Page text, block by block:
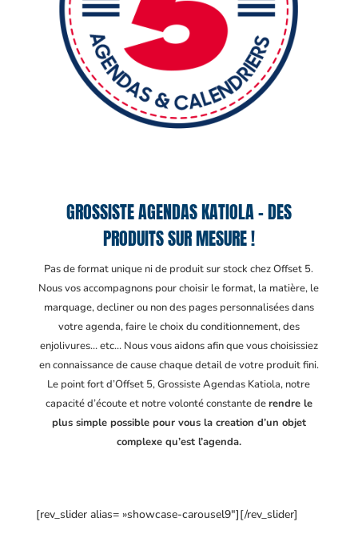
GROSSISTE AGENDAS KATIOLA – DES
PRODUITS SUR MESURE !
Pas de format unique ni de produit sur stock chez Offset 5.
Nous vos accompagnons pour choisir le format, la matière, le
marquage, decliner ou non des pages personnalisées dans
votre agenda, faire le choix du conditionnement, des
enjolivures… etc… Nous vous aidons afin que vous choisissiez
en connaissance de cause chaque detail de votre produit fini.
Le point fort d’Offset 5, Grossiste Agendas Katiola, notre
capacité d’écoute et notre volonté constante derendre le
plus simple possible pour vous la creation d’un objet
complexe qu’est l’agenda.
[rev_slider alias= »showcase-carousel9″][/rev_slider]